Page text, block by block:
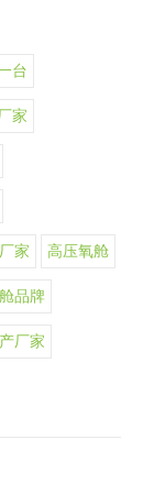
台
家
家 高压氧舱
品牌
厂家